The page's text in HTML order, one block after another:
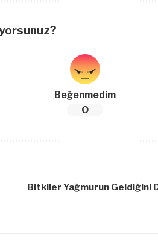
Beğenmedim
0
Bitkiler Yağmurun Geldiğini